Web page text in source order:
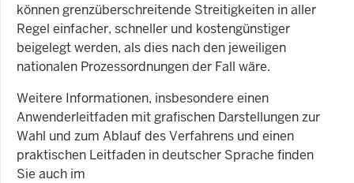
können grenzüberschreitende Streitigkeiten in aller
Regel einfacher, schneller und kostengünstiger
beigelegt werden, als dies nach den jeweiligen
nationalen Prozessordnungen der Fall wäre.
Weitere Informationen, insbesondere einen
Anwenderleitfaden mit grafischen Darstellungen zur
Wahl und zum Ablauf des Verfahrens und einen
praktischen Leitfaden in deutscher Sprache finden
Sie auch im